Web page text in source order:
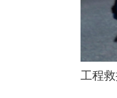
工程